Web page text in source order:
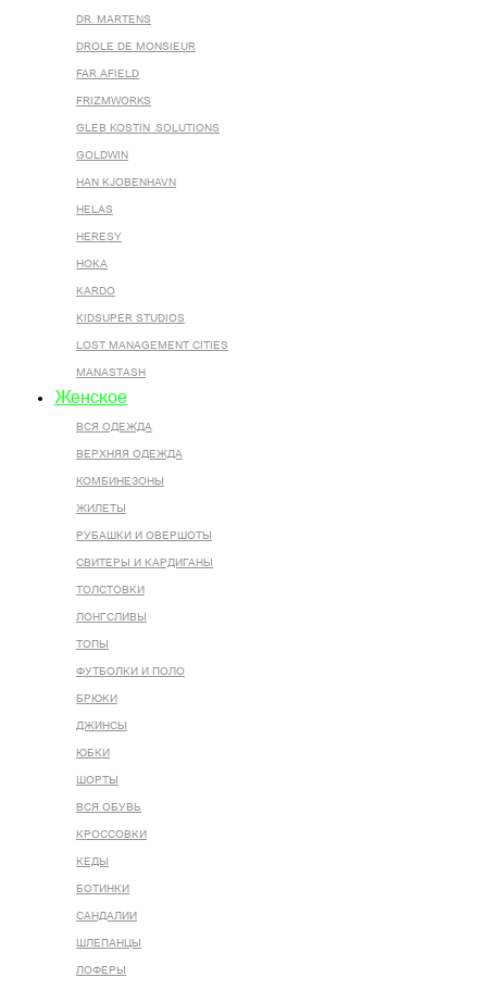
DR. MARTENS
DROLE DE MONSIEUR
FAR AFIELD
FRIZMWORKS
GLEB KOSTIN .SOLUTIONS
GOLDWIN
HAN KJOBENHAVN
HELAS
HERESY
HOKA
KARDO
KIDSUPER STUDIOS
LOST MANAGEMENT CITIES
MANASTASH
Женское
ВСЯ ОДЕЖДА
ВЕРХНЯЯ ОДЕЖДА
КОМБИНЕЗОНЫ
ЖИЛЕТЫ
РУБАШКИ И ОВЕРШОТЫ
СВИТЕРЫ И КАРДИГАНЫ
ТОЛСТОВКИ
ЛОНГСЛИВЫ
ТОПЫ
ФУТБОЛКИ И ПОЛО
БРЮКИ
ДЖИНСЫ
ЮБКИ
ШОРТЫ
ВСЯ ОБУВЬ
КРОССОВКИ
КЕДЫ
БОТИНКИ
САНДАЛИИ
ШЛЕПАНЦЫ
ЛОФЕРЫ